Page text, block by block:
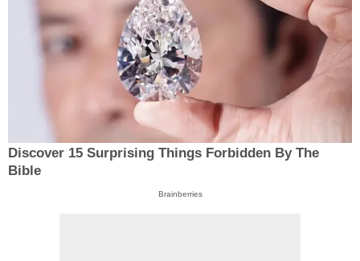
Discover 15 Surprising Things Forbidden By The
Bible
Brainberries